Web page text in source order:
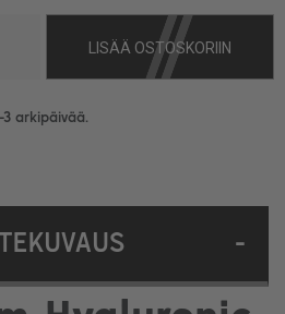
Acid Forte, 90 tabl.
LISÄÄ OSTOSKORIIN
3 arkipäivää.
-